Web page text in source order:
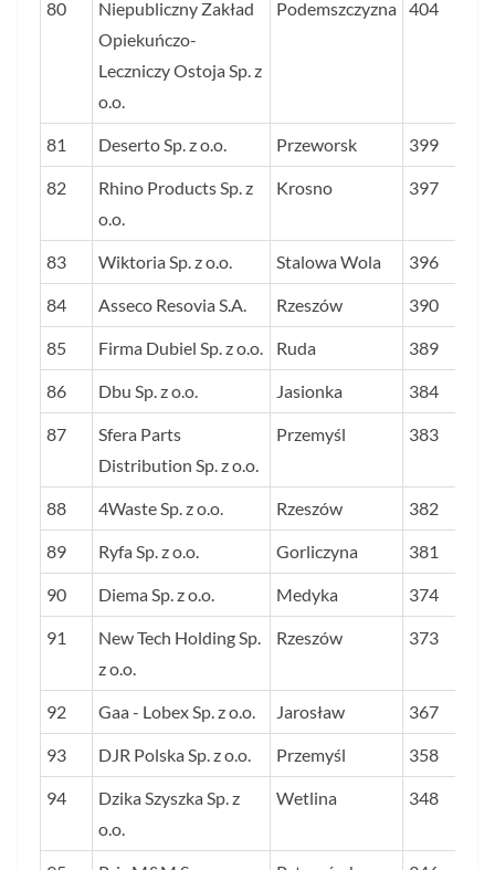
80
Niepubliczny Zakład
Opiekuńczo-
Leczniczy Ostoja Sp. z
o.o.
Podemszczyzna 404
81 Deserto Sp. z o.o. Przeworsk 399
82
Rhino Products Sp. z
o.o.
Krosno 397
83 Wiktoria Sp. z o.o. Stalowa Wola 396
84 Asseco Resovia S.A. Rzeszów 390
85 Firma Dubiel Sp. z o.o. Ruda 389
86 Dbu Sp. z o.o. Jasionka 384
87
Sfera Parts
Distribution Sp. z o.o.
Przemyśl 383
88 4Waste Sp. z o.o. Rzeszów 382
89 Ryfa Sp. z o.o. Gorliczyna 381
90 Diema Sp. z o.o. Medyka 374
91
New Tech Holding Sp.
z o.o.
Rzeszów 373
92 Gaa - Lobex Sp. z o.o. Jarosław 367
93 DJR Polska Sp. z o.o. Przemyśl 358
94
Dzika Szyszka Sp. z
o.o.
Wetlina 348